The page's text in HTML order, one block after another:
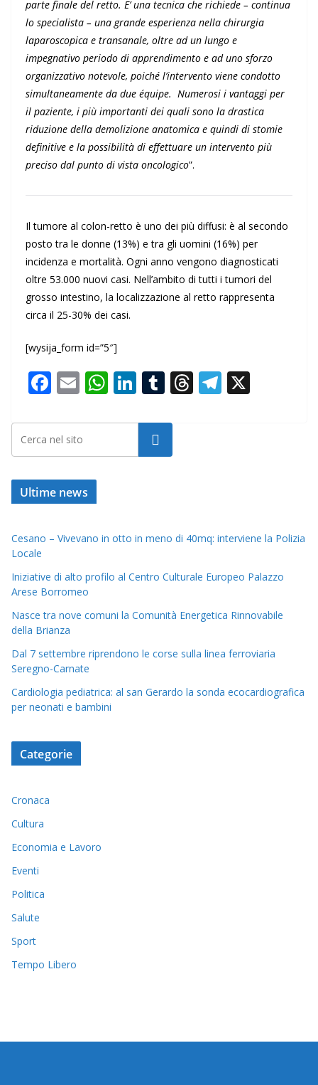
parte finale del retto. E’ una tecnica che richiede – continua
lo specialista – una grande esperienza nella chirurgia
laparoscopica e transanale, oltre ad un lungo e
impegnativo periodo di apprendimento e ad uno sforzo
organizzativo notevole, poiché l’intervento viene condotto
simultaneamente da due équipe. Numerosi i vantaggi per
il paziente, i più importanti dei quali sono la drastica
riduzione della demolizione anatomica e quindi di stomie
definitive e la possibilità di effettuare un intervento più
preciso dal punto di vista oncologico”.
Il tumore al colon-retto è uno dei più diffusi: è al secondo
posto tra le donne (13%) e tra gli uomini (16%) per
incidenza e mortalità. Ogni anno vengono diagnosticati
oltre 53.000 nuovi casi. Nell’ambito di tutti i tumori del
grosso intestino, la localizzazione al retto rappresenta
circa il 25-30% dei casi.
[wysija_form id=”5″]
F
e
b
o
o
E
ai
l
W
at
s
Li
k
e
T
m
bl
T T
Cerca
Ultime news
Cesano – Vivevano in otto in meno di 40mq: interviene la Polizia
Locale
Iniziative di alto profilo al Centro Culturale Europeo Palazzo
Arese Borromeo
Nasce tra nove comuni la Comunità Energetica Rinnovabile
della Brianza
Dal 7 settembre riprendono le corse sulla linea ferroviaria
Seregno-Carnate
Cardiologia pediatrica: al san Gerardo la sonda ecocardiografica
per neonati e bambini
Categorie
Cronaca
Cultura
Economia e Lavoro
Eventi
Politica
Salute
Sport
Tempo Libero